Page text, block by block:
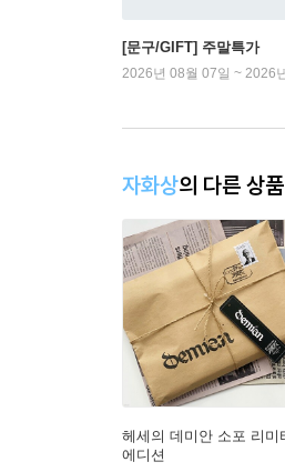
[문구/GIFT] 주말특가
2026년 08월 07일 ~ 2026
자화상의 다른 상품
헤세의 데미안 소포 리미
에디션